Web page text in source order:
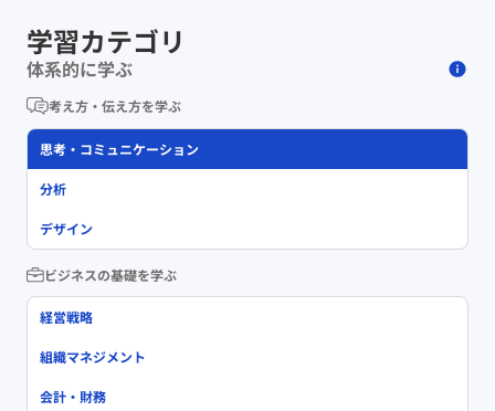
学習カテゴリ
体系的に学ぶ
考え方・伝え方を学ぶ
思考・コミュニケーション
分析
デザイン
ビジネスの基礎を学ぶ
経営戦略
組織マネジメント
会計・財務